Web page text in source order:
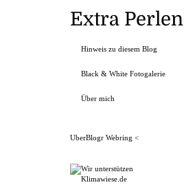
Extra Perlen
Hinweis zu diesem Blog
Black & White Fotogalerie
Über mich
UberBlogr Webring <